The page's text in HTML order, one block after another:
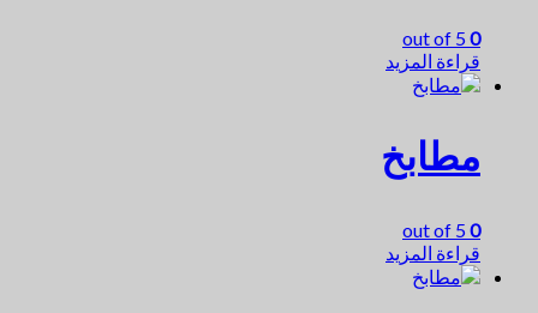
0
قراءة المزيد
مطابخ
0
قراءة المزيد